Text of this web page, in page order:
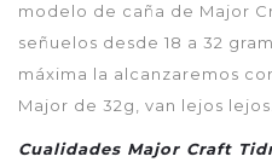
modelo de caña de Major
señuelos desde 18 a 32
máxima la alcanzaremos
Major de 32g, van lejos lejos.
Cualidades Major Craft